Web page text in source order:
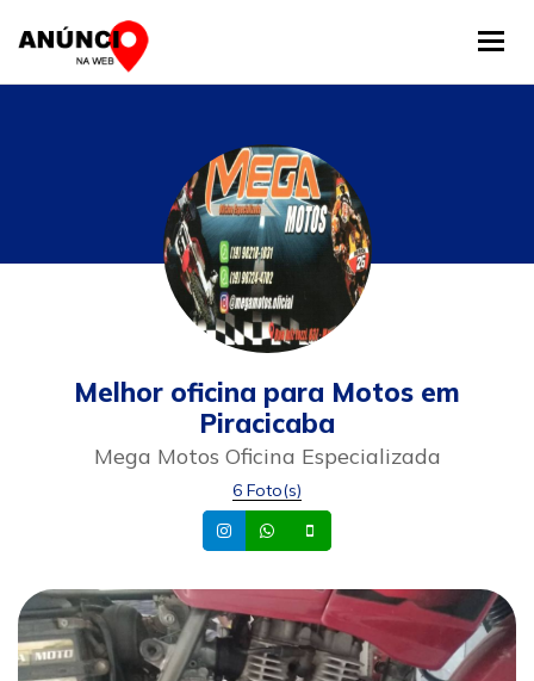
Melhor oficina para Motos em
Piracicaba
Mega Motos Oficina Especializada
6 Foto(s)
InstagramWhatsapp